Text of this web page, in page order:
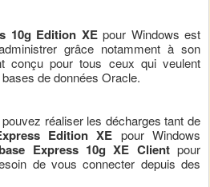
10g Edition XEpour Windows est
grâce notamment à son
conçu pour tous ceux qui veulent
de données Oracle.
réaliser les décharges tant de
Edition XE pour Windows
Express 10g XE Clientpour
de vous connecter depuis des